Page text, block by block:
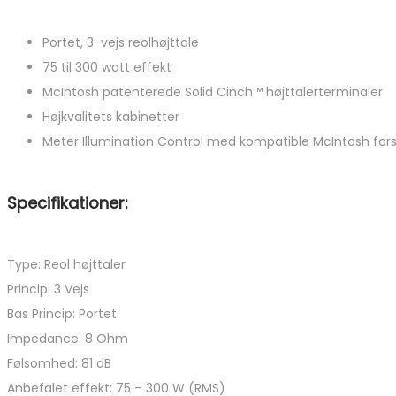
Portet, 3-vejs reolhøjttale
75 til 300 watt effekt
McIntosh patenterede Solid Cinch™ højttalerterminaler
Højkvalitets kabinetter
Meter Illumination Control med kompatible McIntosh
Specifikationer:
Type: Reol højttaler
Princip: 3 Vejs
Bas Princip: Portet
Impedance: 8 Ohm
Følsomhed: 81 dB
Anbefalet effekt: 75 – 300 W (RMS)